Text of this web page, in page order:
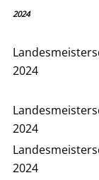
2024
2024
2024
2024